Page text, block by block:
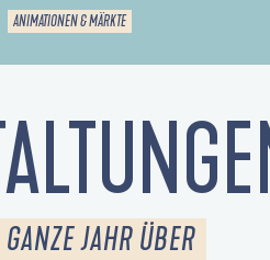
ANIMATIONEN & MÄRKTE
JAHR ÜBER